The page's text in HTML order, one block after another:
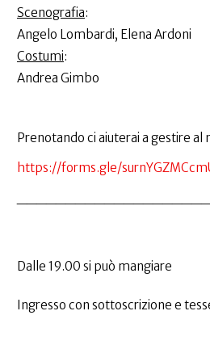
Scenografia:
Angelo Lombardi, Elena Ardoni
Costumi:
Andrea Gimbo
Prenotando ci aiuterai a gestire
https://forms.gle/
Dalle 19.00 si può mangiare
Ingresso con sottoscrizione e